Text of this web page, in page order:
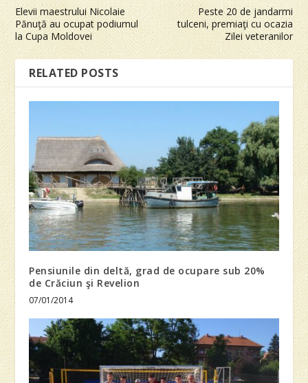
Elevii maestrului Nicolaie
Pănuţă au ocupat podiumul
la Cupa Moldovei
Peste 20 de jandarmi
tulceni, premiaţi cu ocazia
Zilei veteranilor
RELATED POSTS
Pensiunile din deltă, grad de ocupare sub 20%
de Crăciun şi Revelion
07/01/2014